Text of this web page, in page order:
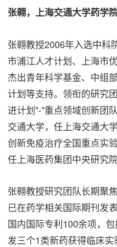
张翱，上海交通大学药学
张翱教授2006年入选中科
市浦江人才计划、上海市
杰出青年科学基金、中组
计划等支持。领衔的研究
进计划"-"重点领域创新团
交通大学，任上海交通大
创新免疫治疗全国重点实
任上海医药集团中央研究院
张翱教授研究团队长期聚
已在药学相关国际期刊发
国内国际专利100余项，
发三个1类新药获得临床